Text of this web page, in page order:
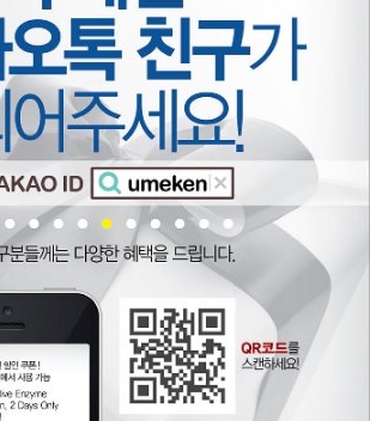
Google
SNS 로그인 이용약관
메켄 독점 프로모션과 업데이트를 즐겨보